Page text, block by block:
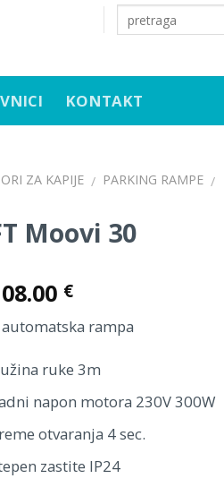
KONTAKT
ZA KAPIJE / PARKING RAMPE /
Moovi 30
€
automatska rampa
ruke 3m
napon motora 230V 300W
otvaranja 4 sec.
zastite IP24